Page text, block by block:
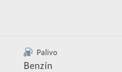
Palivo
Benzín